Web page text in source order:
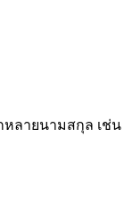
หลายนามสกุล เช่น